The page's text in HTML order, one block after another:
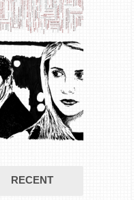
RECENT